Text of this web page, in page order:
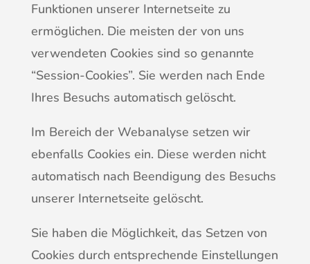
Funktionen unserer Internetseite zu
ermöglichen. Die meisten der von uns
verwendeten Cookies sind so genannte
“Session-Cookies”. Sie werden nach Ende
Ihres Besuchs automatisch gelöscht.
Im Bereich der Webanalyse setzen wir
ebenfalls Cookies ein. Diese werden nicht
automatisch nach Beendigung des Besuchs
unserer Internetseite gelöscht.
Sie haben die Möglichkeit, das Setzen von
Cookies durch entsprechende Einstellungen